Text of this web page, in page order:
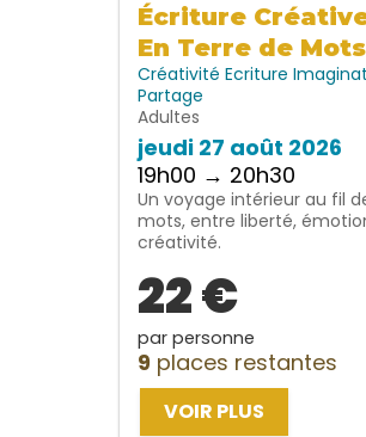
Écriture
En Terre de Mots
Créativité Ecriture
Partage
Adultes
jeudi 27 août 2026
19h00 → 20h30
Un voyage intérieur au fil
mots, entre liberté,
créativité.
22 €
par personne
9 places restantes
VOIR PLUS